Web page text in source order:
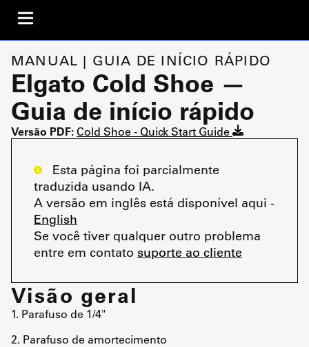
MANUAL | GUIA DE INÍCIO RÁPIDO
Elgato Cold Shoe —
Guia de início rápido
Versão PDF:Cold Shoe - Quick Start Guide
Esta página foi parcialmente
traduzida usando IA.
A versão em inglês está disponível aqui -
English
Se você tiver qualquer outro problema
entre em contato suporte ao cliente
Visão geral
1. Parafuso de 1/4"
2. Parafuso de amortecimento